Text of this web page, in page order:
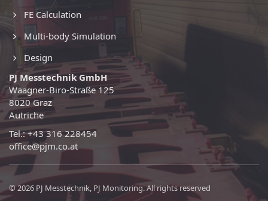
FE Calculation
Multi-body Simulation
Design
PJ Messtechnik GmbH
Waagner-Biro-Straße 125
8020 Graz
Autriche
Tel.: +43 316 228454
office@pjm.co.at
© 2026 PJ Messtechnik, PJ Monitoring. All rights reserved